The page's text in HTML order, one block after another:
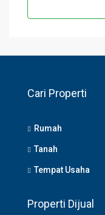
Cari Properti
Rumah
Tanah
Tempat Usaha
Properti Dijual